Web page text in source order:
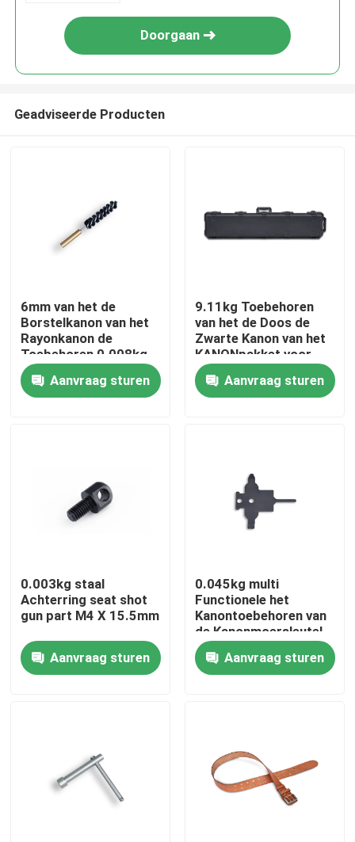
Thuis
Kwaliteitscontrole
De Jachtgeweren van de pompactie
Doorgaan
Geadviseerde Producten
6mm van het de
Borstelkanon van het
Rayonkanon de
Toebehoren 0.008kg
voor het Verwijderen
van Gehechtheid
Aanvraag sturen
9.11kg Toebehoren
van het de Doos de
Zwarte Kanon van het
KANONpakket voor
Gewerenjachtgeweren
Aanvraag sturen
0.003kg staal
Achterring seat shot
gun part M4 X 15.5mm
Aanvraag sturen
0.045kg multi
Functionele het
Kanontoebehoren van
de Kanonmoersleutel
voor
Jachtgeweervernauwing
Aanvraag sturen